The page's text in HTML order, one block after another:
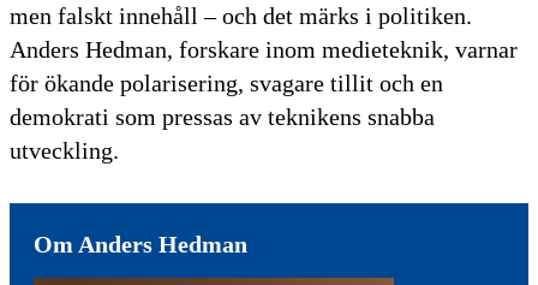
men falskt innehåll – och det märks i politiken.
Anders Hedman, forskare inom medieteknik, varnar
för ökande polarisering, svagare tillit och en
demokrati som pressas av teknikens snabba
utveckling.
Om Anders Hedman